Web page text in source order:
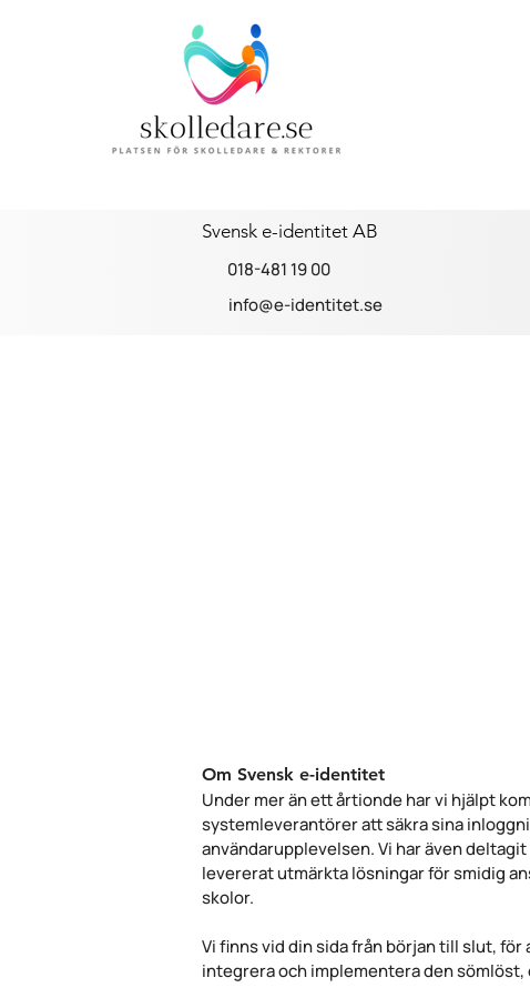
Svensk e-identitet AB
018-481 19 00
info@e-identitet.se
Om Svensk e-identitet
Under mer än ett årtionde har vi hjälpt
systemleverantörer att säkra sina
användarupplevelsen. Vi har även
levererat utmärkta lösningar för smidig
skolor.
Vi finns vid din sida från början till slut,
integrera och implementera den